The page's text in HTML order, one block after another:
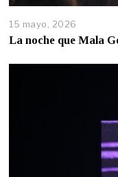
15 mayo, 2026
La noche que Mala